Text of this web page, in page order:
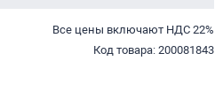
Все цены включают НДС 22%
Код товара: 200081843